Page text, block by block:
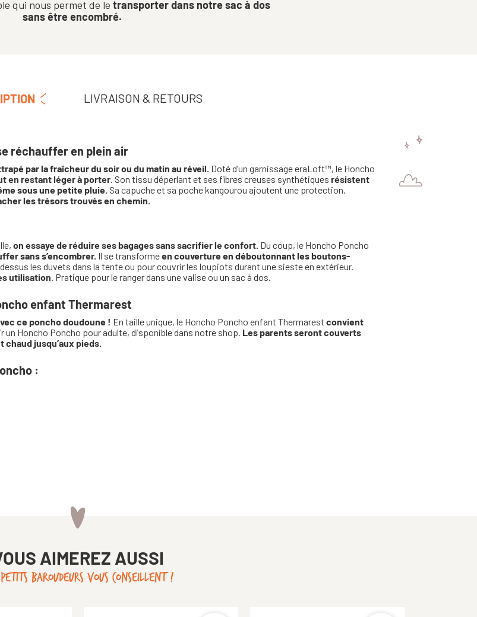
qui nous permet de le transporter dans notre sac à dos
sans être encombré.
LIVRAISON & RETOURS
réchauffer en plein air
par la fraîcheur du soir ou du matin au réveil. Doté d’un garnissage eraLoft™, le Honcho
en restant léger à porter . Son tissu déperlant et ses fibres creuses synthétiques résistent
sous une petite pluie. Sa capuche et sa poche kangourou ajoutent une protection.
les trésors trouvés en chemin.
on essaye de réduire ses bagages sans sacrifier le confort. Du coup, le Honcho Poncho
sans s’encombrer. Il se transformeen couverture en déboutonnant les boutons-
les duvets dans la tente ou pour couvrir les loupiots durant une sieste en extérieur.
utilisation . Pratique pour le ranger dans une valise ou un sac à dos.
enfant Thermarest
ce poncho doudoune ! En taille unique, le Honcho Poncho enfant Thermarest convient
un Honcho Poncho pour adulte, disponible dans notre shop. Les parents seront couverts
chaud jusqu’aux pieds.
:
AIMEREZ AUSSI
BAROUDEURS VOUS CONSEILLENT !